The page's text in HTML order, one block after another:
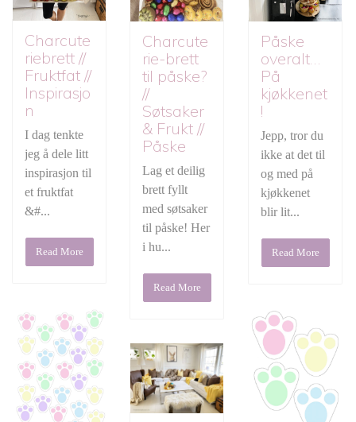
Charcute
riebrett //
Fruktfat //
Inspirasjo
n
I dag tenkte
jeg å dele litt
inspirasjon til
et fruktfat
&#...
Read More
Charcute
rie-brett
til påske?
//
Søtsaker
& Frukt //
Påske
Lag et deilig
brett fyllt
med søtsaker
til påske! Her
i hu...
Read More
Påske
overalt…
På
kjøkkenet
!
Jepp, tror du
ikke at det til
og med på
kjøkkenet
blir lit...
Read More